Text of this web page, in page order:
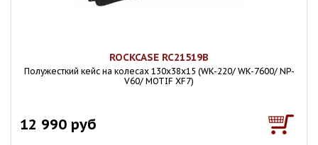
ROCKCASE RC21519B
Полужесткий кейс на колесах 130х38х15 (WK-220/ WK-7600/ NP-
V60/ MOTIF XF7)
12 990 руб